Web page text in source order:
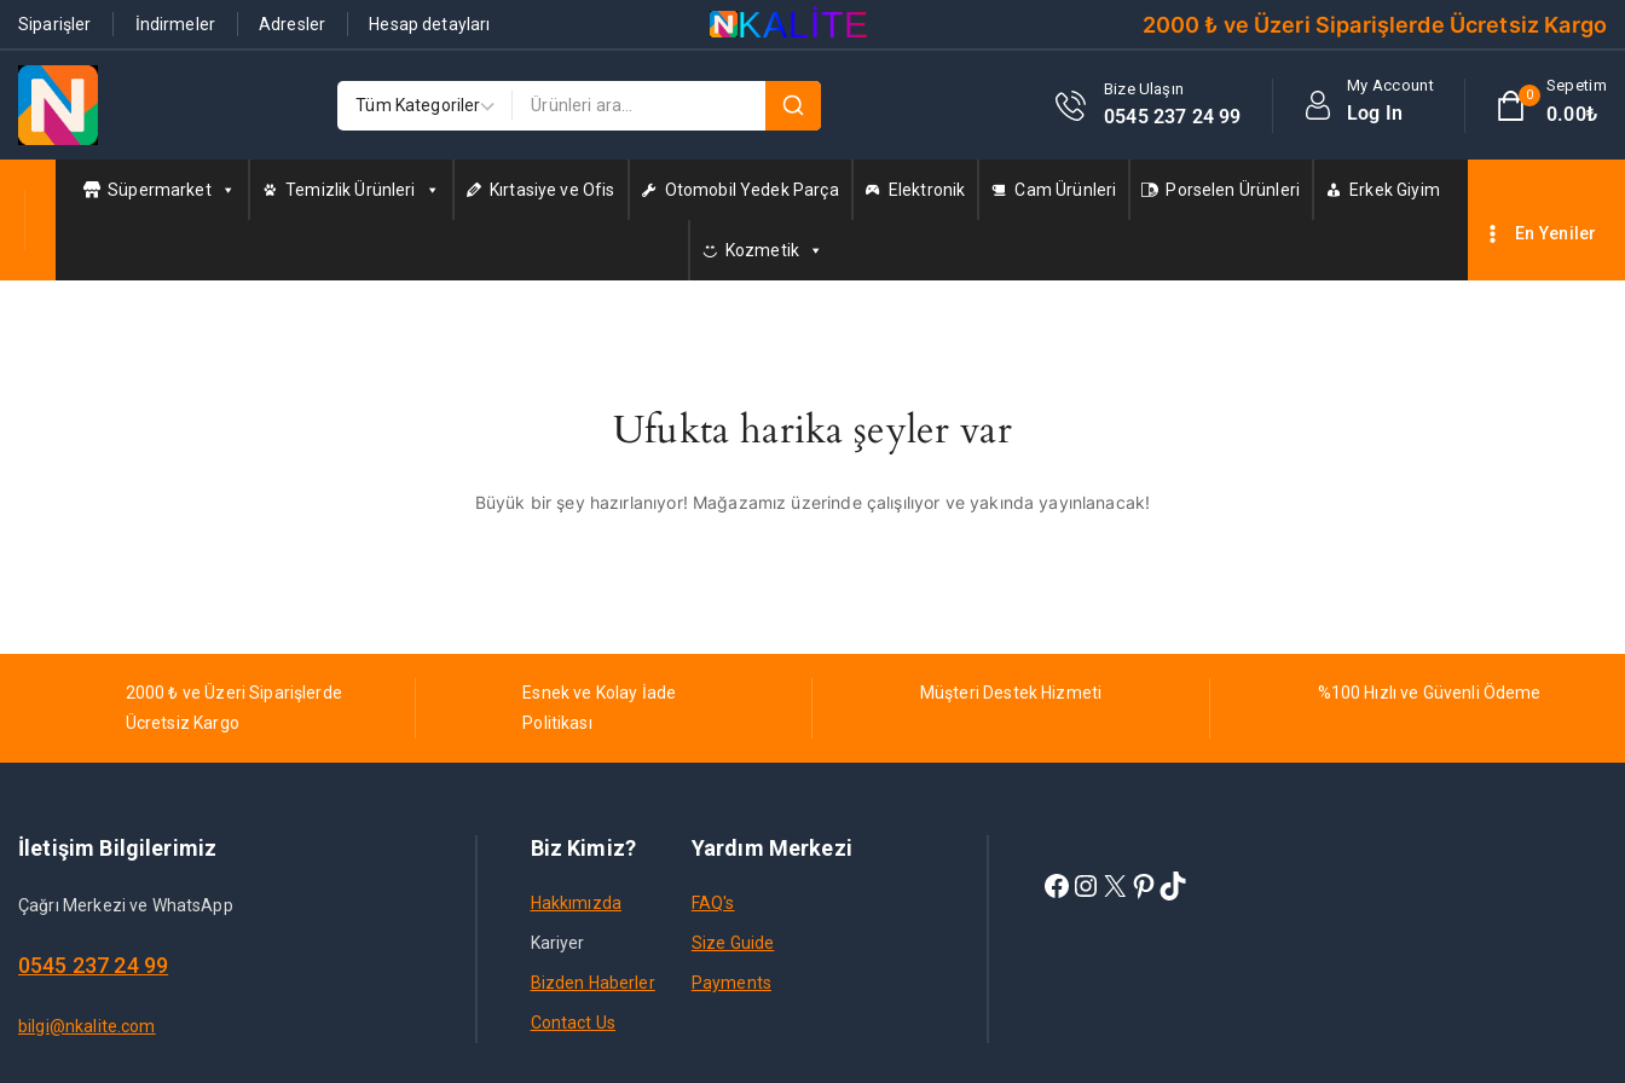
Siparişler İndirmeler Adresler Hesap detayları KALITE 2000 ₺ ve Üzeri Siparişlerde Ücretsiz Kargo
Bize Ulaşın
0545 237 24 99
My Account
Log In
0
Sepetim
0.00₺
Süpermarket Temizlik Ürünleri Kırtasiye ve Ofis Otomobil Yedek Parça Elektronik Cam Ürünleri Porselen Ürünleri Erkek Giyim
Kozmetik
En Yeniler
Ufukta harika şeyler var
Büyük bir şey hazırlanıyor! Mağazamız üzerinde çalışılıyor ve yakında yayınlanacak!
2000 ₺ ve Üzeri Siparişlerde
Ücretsiz Kargo
Esnek ve Kolay İade
Politikası
Müşteri Destek Hizmeti %100 Hızlı ve Güvenli Ödeme
İletişim Bilgilerimiz
Çağrı Merkezi ve WhatsApp
0545 237 24 99
bilgi@nkalite.com
Biz Kimiz?
Hakkımızda
Kariyer
Bizden Haberler
Contact Us
Yardım Merkezi
FAQ's
Size Guide
Payments